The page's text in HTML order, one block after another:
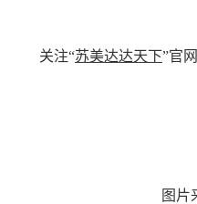
关注“苏美达达天下”官
图片